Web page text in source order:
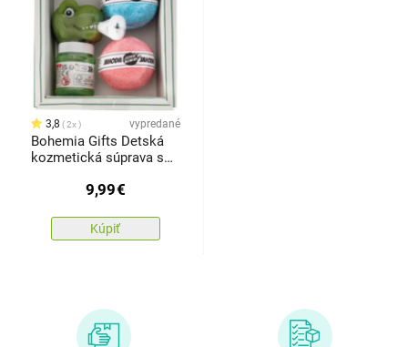
3,8 2x vypredané
Bohemia Gifts Detská
kozmetická súprava s
9,99€
Kúpiť